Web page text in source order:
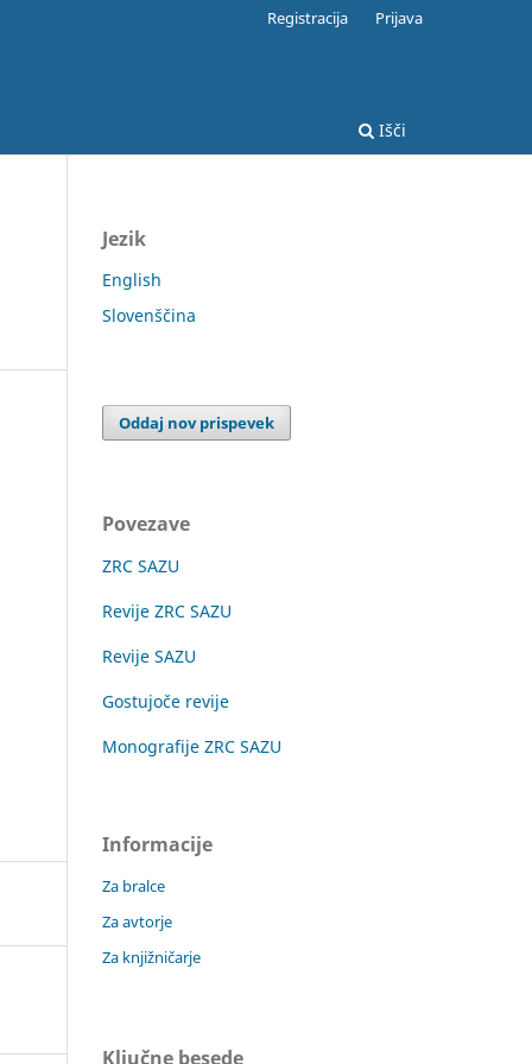
Išči
Registracija Prijava
Jezik
English
Slovenščina
Oddaj nov prispevek
Povezave
ZRC SAZU
Revije ZRC SAZU
Revije SAZU
Gostujoče revije
Monografije ZRC SAZU
Informacije
Za bralce
Za avtorje
Za knjižničarje
Ključne besede